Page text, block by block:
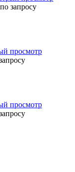
запросу
просмотр
просмотр